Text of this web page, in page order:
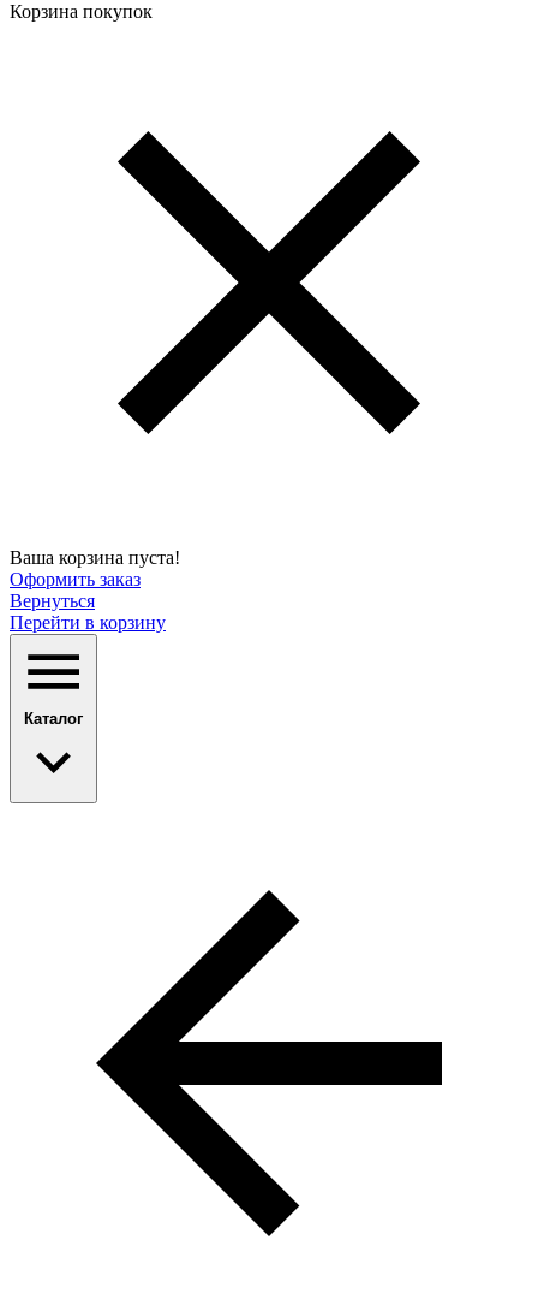
Корзина покупок
Ваша корзина пуста!
Оформить заказ
Вернуться
Перейти в корзину
Каталог